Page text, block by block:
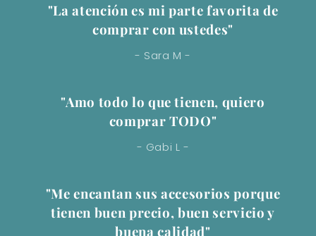
"La atención es mi parte favorita de
comprar con ustedes"
- Sara M -
"Amo todo lo que tienen, quiero
comprar TODO"
- Gabi L -
"Me encantan sus accesorios porque
tienen buen precio, buen servicio y
buena calidad"